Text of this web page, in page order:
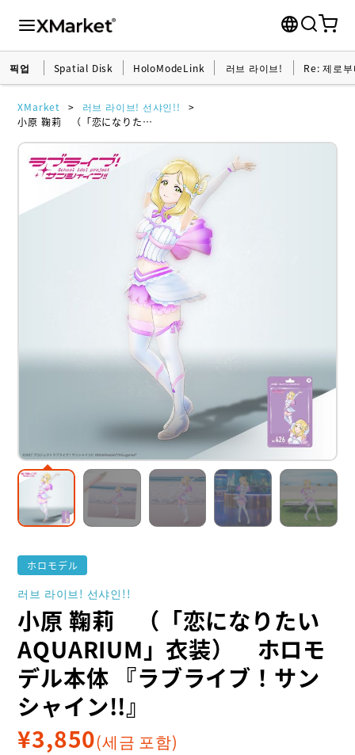
픽업 Spatial Disk HoloModeLink 러브 라이브! Re: 제로
XMarket
러브 라이브! 선샤인!!
小原 鞠莉 （「恋になりたいAQUARIUM」衣装） ホロモデル本体 『ラブライブ！サンシャイン!!』
ホロモデル
러브 라이브! 선샤인!!
小原 鞠莉 （「恋になりたい
AQUARIUM」衣装） ホロモ
デル本体 『ラブライブ！サン
シャイン!!』
¥3,850(세금 포함)